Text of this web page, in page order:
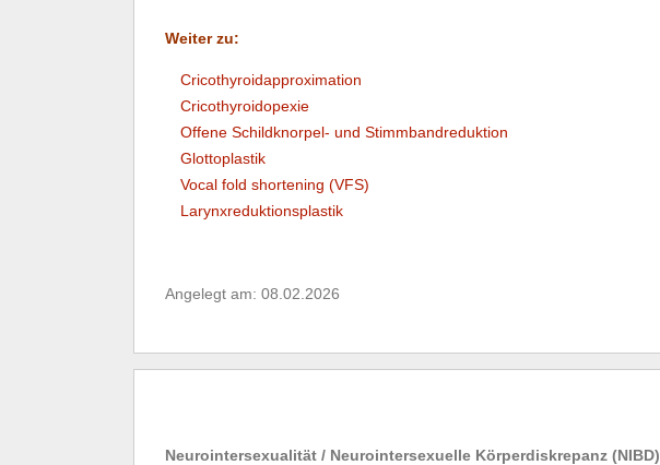
Weiter zu:
Cricothyroidapproximation
Cricothyroidopexie
Offene Schildknorpel- und Stimmbandreduktion
Glottoplastik
Vocal fold shortening (VFS)
Larynxreduktionsplastik
Angelegt am: 08.02.2026
Neurointersexualität / Neurointersexuelle Körperdiskrepanz (NIBD)